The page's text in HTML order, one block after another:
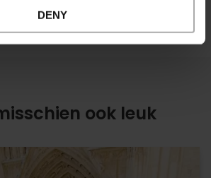
DENY
ook leuk